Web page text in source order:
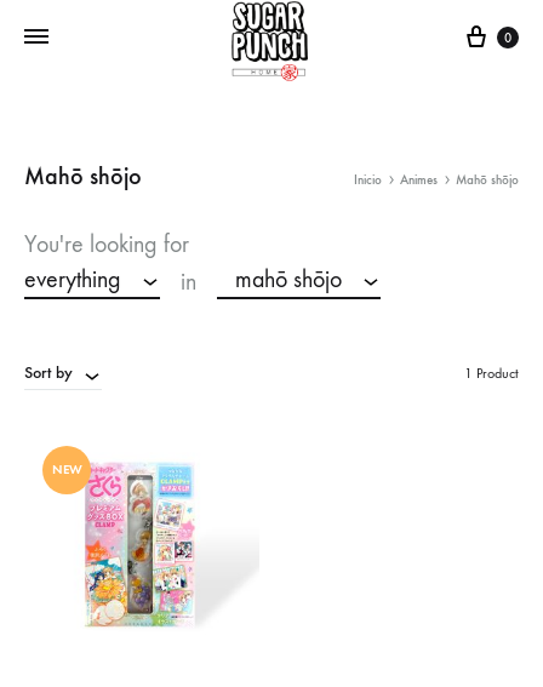
Cart
0
Mahō shōjo Inicio Animes Mahō shōjo
You're looking for
everything
in mahō shōjo
Sort by 1 Product
NEW